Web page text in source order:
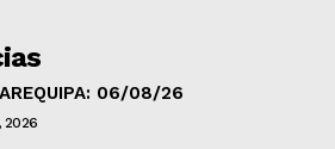
06/08/26
2026